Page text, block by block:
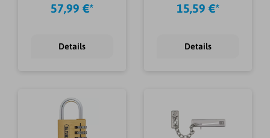
57,99 €*
Details
15,59 €*
Details